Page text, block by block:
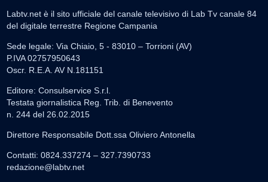
Labtv.net è il sito ufficiale del canale televisivo di Lab Tv canale 84
del digitale terrestre Regione Campania
Sede legale: Via Chiaio, 5 - 83010 – Torrioni (AV)
P.IVA 02757950643
Oscr. R.E.A. AV N.181151
Editore: Consulservice S.r.l.
Testata giornalistica Reg. Trib. di Benevento
n. 244 del 26.02.2015
Direttore Responsabile Dott.ssa Oliviero Antonella
Contatti: 0824.337274 – 327.7390733
redazione@labtv.net